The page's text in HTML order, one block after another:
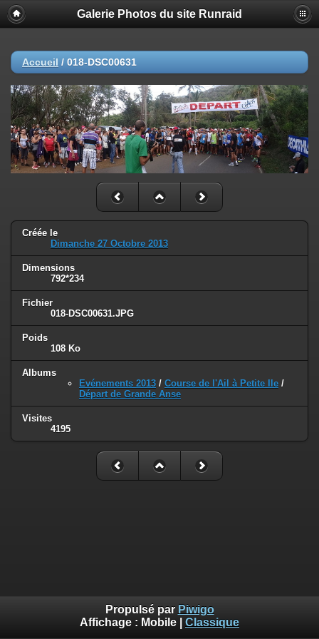
Galerie Photos du site Runraid
Accueil / 018-DSC00631
Créée le
Dimanche 27 Octobre 2013
Dimensions
792*234
Fichier
018-DSC00631.JPG
Poids
108 Ko
Albums
Evénements 2013 / Course de l'Ail à Petite Ile /
Départ de Grande Anse
Visites
4195
Propulsé par Piwigo
Affichage : Mobile Classique